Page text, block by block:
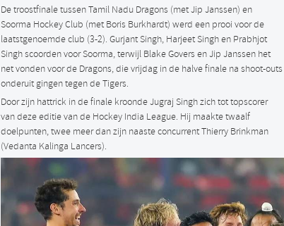
De troostfinale tussen Tamil Nadu Dragons (met Jip Janssen) en
Soorma Hockey Club (met Boris Burkhardt) werd een prooi voor de
laatstgenoemde club (3-2). Gurjant Singh, Harjeet Singh en Prabhjot
Singh scoorden voor Soorma, terwijl Blake Govers en Jip Janssen het
net vonden voor de Dragons, die vrijdag in de halve finale na shoot-outs
onderuit gingen tegen de Tigers.
Door zijn hattrick in de finale kroonde Jugraj Singh zich tot topscorer
van deze editie van de Hockey India League. Hij maakte twaalf
doelpunten, twee meer dan zijn naaste concurrent Thierry Brinkman
(Vedanta Kalinga Lancers).